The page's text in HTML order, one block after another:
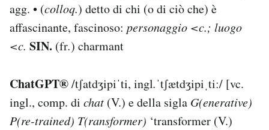
agg. • (colloq.) detto di chi (o di ciò che) è
affascinante, fascinoso: personaggio <c.; luogo
<c. SIN. (fr.) charmant
ChatGPT®/tʃatdʒipiˈti, ingl.ˈtʃætdʒipiˌtiː/ [vc.
ingl., comp. di chat (V.) e della sigla G(enerative)
P(re-trained) T(ransformer) ‘transformer (V.)